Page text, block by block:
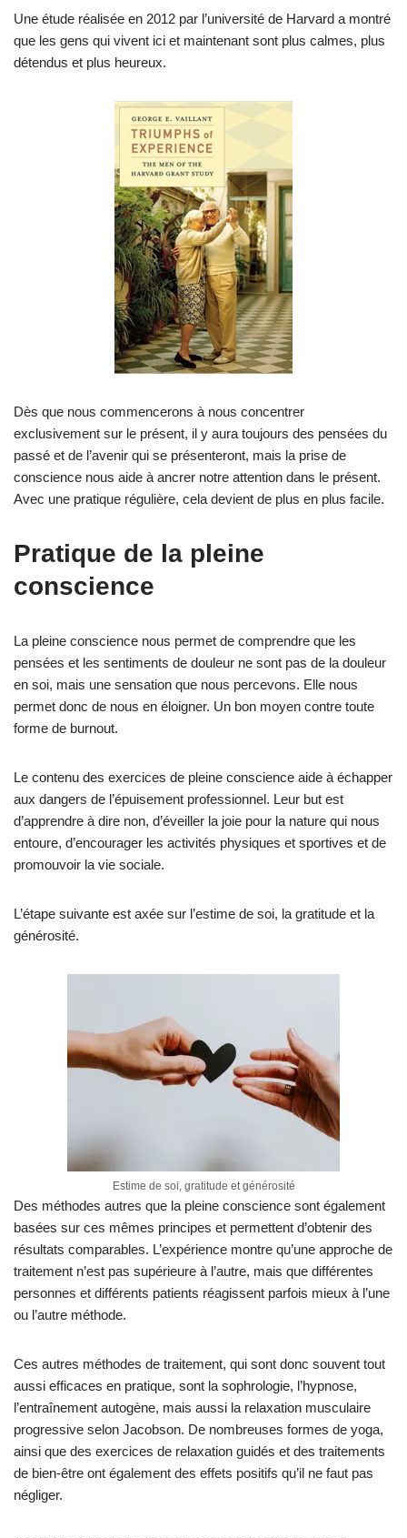
Une étude réalisée en 2012 par l’université de Harvard a montré
que les gens qui vivent ici et maintenant sont plus calmes, plus
détendus et plus heureux.
Dès que nous commencerons à nous concentrer
exclusivement sur le présent, il y aura toujours des pensées du
passé et de l’avenir qui se présenteront, mais la prise de
conscience nous aide à ancrer notre attention dans le présent.
Avec une pratique régulière, cela devient de plus en plus facile.
Pratique de la pleine
conscience
La pleine conscience nous permet de comprendre que les
pensées et les sentiments de douleur ne sont pas de la douleur
en soi, mais une sensation que nous percevons. Elle nous
permet donc de nous en éloigner. Un bon moyen contre toute
forme de burnout.
Le contenu des exercices de pleine conscience aide à échapper
aux dangers de l’épuisement professionnel. Leur but est
d’apprendre à dire non, d’éveiller la joie pour la nature qui nous
entoure, d’encourager les activités physiques et sportives et de
promouvoir la vie sociale.
L’étape suivante est axée sur l’estime de soi, la gratitude et la
générosité.
Estime de soi, gratitude et générosité
Des méthodes autres que la pleine conscience sont également
basées sur ces mêmes principes et permettent d’obtenir des
résultats comparables. L’expérience montre qu’une approche de
traitement n’est pas supérieure à l’autre, mais que différentes
personnes et différents patients réagissent parfois mieux à l’une
ou l’autre méthode.
Ces autres méthodes de traitement, qui sont donc souvent tout
aussi efficaces en pratique, sont la sophrologie, l’hypnose,
l’entraînement autogène, mais aussi la relaxation musculaire
progressive selon Jacobson. De nombreuses formes de yoga,
ainsi que des exercices de relaxation guidés et des traitements
de bien-être ont également des effets positifs qu’il ne faut pas
négliger.